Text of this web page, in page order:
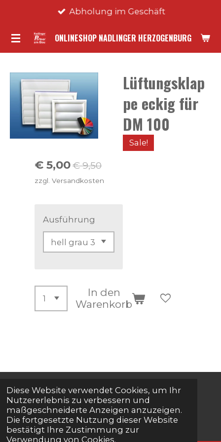
Diese Website verwendet Cookies, um Ihr
Nutzererlebnis zu verbessern und
maßgeschneiderte Anzeigen anzuzeigen.
Die fortgesetzte Nutzung dieser Website
bestätigt Ihre Zustimmung zur
Verwendung von Cookies.
springen
ONLINESHOP NADLINGER HERZOGENBURG
Abholung im Geschäft
Lüftungsklap
pe eckig für
DM 100
Sale!
€ 5,00€ 9,50
zzgl. Versandkosten
Ausführung
In den
Warenkorb
© 2024 - 2026 Onlineshop Nadlinger
Herzogenburg